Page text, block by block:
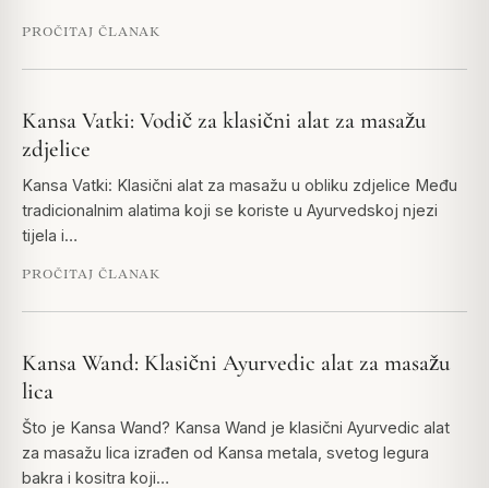
PROČITAJ ČLANAK
Kansa Vatki: Vodič za klasični alat za masažu
zdjelice
Kansa Vatki: Klasični alat za masažu u obliku zdjelice Među
tradicionalnim alatima koji se koriste u Ayurvedskoj njezi
tijela i…
PROČITAJ ČLANAK
Kansa Wand: Klasični Ayurvedic alat za masažu
lica
Što je Kansa Wand? Kansa Wand je klasični Ayurvedic alat
za masažu lica izrađen od Kansa metala, svetog legura
bakra i kositra koji…